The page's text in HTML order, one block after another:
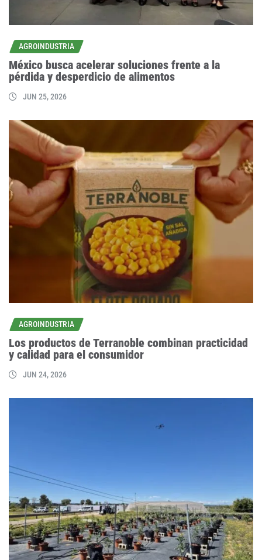
AGROINDUSTRIA
México busca acelerar soluciones frente a la
pérdida y desperdicio de alimentos
JUN 25, 2026
AGROINDUSTRIA
Los productos de Terranoble combinan practicidad
y calidad para el consumidor
JUN 24, 2026